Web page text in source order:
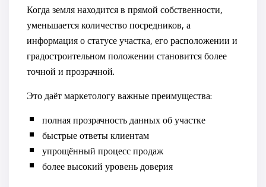
Когда земля находится в прямой собственности,
уменьшается количество посредников, а
информация о статусе участка, его расположении и
градостроительном положении становится более
точной и прозрачной.
Это даёт маркетологу важные преимущества:
полная прозрачность данных об участке
быстрые ответы клиентам
упрощённый процесс продаж
более высокий уровень доверия